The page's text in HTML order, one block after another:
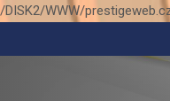
/DISK2/WWW/